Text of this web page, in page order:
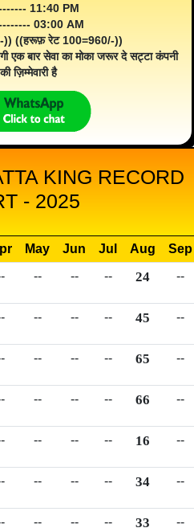
11:40 PM
03:00 AM
)) ((हरूफ़ रेट 100=960/-))
एक बार सेवा का मोका जरूर दे सट्टा कंपनी
ज़िम्मेवारी है
KING RECORD
- 2025
May Jun Jul Aug
Sep
-- -- -- 24 --
-- -- -- 45 --
-- -- -- 65 --
-- -- -- 66 --
-- -- -- 16 --
-- -- -- 34 --
-- -- -- 33 --